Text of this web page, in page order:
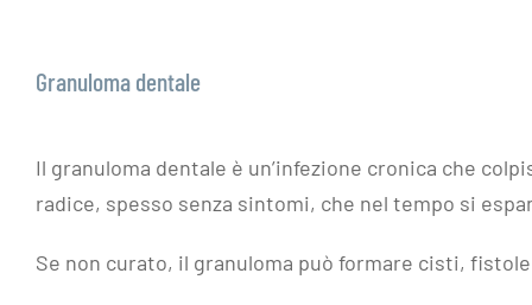
Granuloma dentale
Il granuloma dentale è un’infezione cronica che
radice, spesso senza sintomi, che nel tempo si
Se non curato, il granuloma può formare cisti,